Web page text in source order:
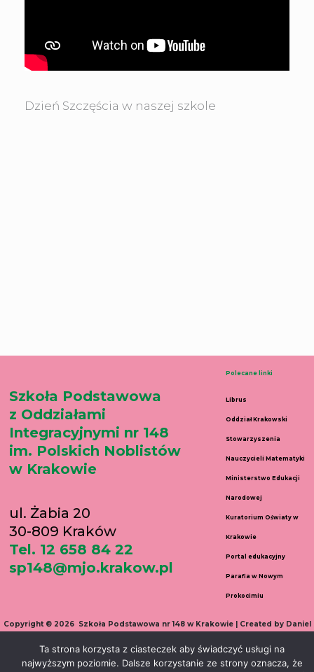
Dzień Szczęścia w naszej szkole
Szkoła Podstawowa
z Oddziałami
Integracyjnymi nr 148
im. Polskich Noblistów
w Krakowie
ul. Żabia 20
30-809 Kraków
Tel. 12 658 84 22
sp148@mjo.krakow.pl
Polecane linki
Librus
Oddział Krakowski
Stowarzyszenia
Nauczycieli Matematyki
Ministerstwo Edukacji
Narodowej
Kuratorium Oświaty w
Krakowie
Portal edukacyjny
Parafia w Nowym
Prokocimiu
Copyright © 2026 Szkoła Podstawowa nr 148 w Krakowie | Created by Daniel
Wełnicki
Ta strona korzysta z ciasteczek aby świadczyć usługi na
najwyższym poziomie. Dalsze korzystanie ze strony oznacza, że